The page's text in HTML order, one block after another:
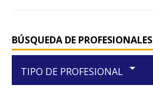
BÚSQUEDA DE PROFESIONALES
TIPO DE PROFESIONAL arrow_drop_down